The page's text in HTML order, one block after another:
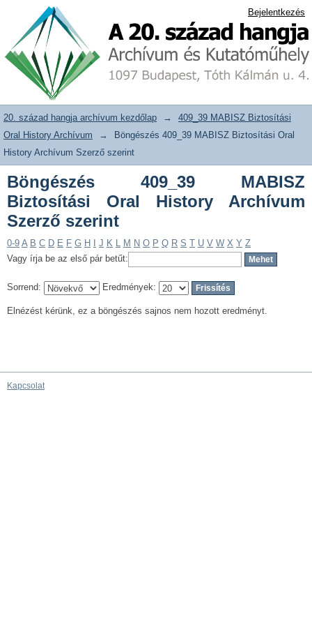
Böngészés 409_39 MABISZ Biztosítási
Oral History Archívum Szerző szerint
20. század hangja archívum adattár Bejelentkezés
20. század hangja archívum kezdőlap →
409_39 MABISZ Biztosítási
Oral History Archívum
→
Böngészés 409_39 MABISZ Biztosítási Oral
History Archívum Szerző szerint
Böngészés 409_39 MABISZ
Biztosítási Oral History Archívum
Szerző szerint
0-9 A B C D E F G H J K L M N O P Q R S T U V W X Y Z
Vagy írja be az első pár betűt:
Sorrend: Eredmények:
Elnézést kérünk, ez a böngészés sajnos nem hozott eredményt.
Kapcsolat